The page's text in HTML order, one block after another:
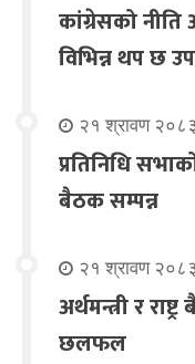
कांग्रेसको नीति
विभिन्न थप छ
२१ श्रावण २०८३,
प्रतिनिधि
बैठक सम्पन्न
२१ श्रावण २०८३,
अर्थमन्त्री र
छलफल